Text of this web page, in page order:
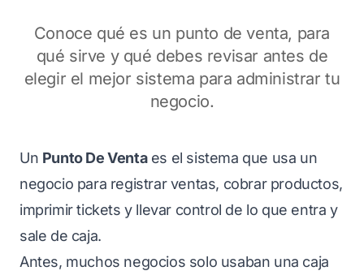
Conoce qué es un punto de venta, para
qué sirve y qué debes revisar antes de
elegir el mejor sistema para administrar tu
negocio.
Un Punto De Ventaes el sistema que usa un
negocio para registrar ventas, cobrar productos,
imprimir tickets y llevar control de lo que entra y
sale de caja.
Antes, muchos negocios solo usaban una caja